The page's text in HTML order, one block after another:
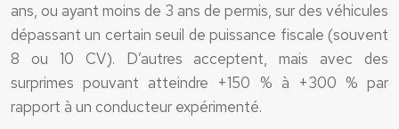
ans, ou ayant moins de 3 ans de permis, sur des véhicules
dépassant un certain seuil de puissance fiscale (souvent
8 ou 10 CV). D’autres acceptent, mais avec des
surprimes pouvant atteindre +150 % à +300 % par
rapport à un conducteur expérimenté.